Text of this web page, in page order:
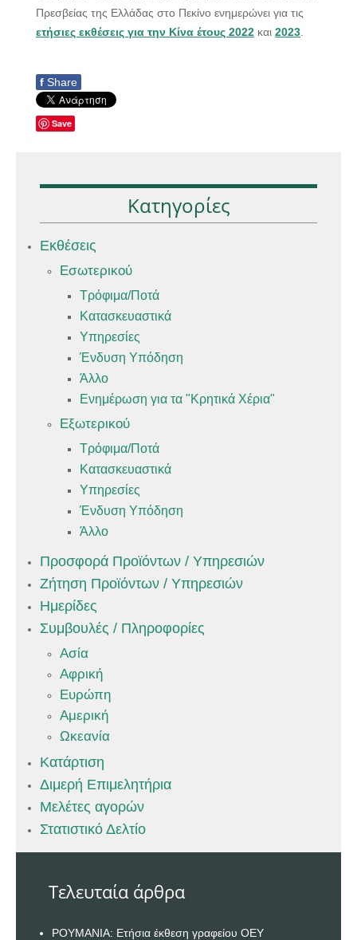
Πρεσβείας της Ελλάδας στο Πεκίνο ενημερώνει για τις
ετήσιες εκθέσεις για την Κίνα έτους 2022 και 2023
f Share
Save
Κατηγορίες
Εκθέσεις
Εσωτερικού
Τρόφιμα/Ποτά
Κατασκευαστικά
Υπηρεσίες
Ένδυση Υπόδηση
Άλλο
Ενημέρωση για τα "Κρητικά Χέρια"
Εξωτερικού
Τρόφιμα/Ποτά
Κατασκευαστικά
Υπηρεσίες
Ένδυση Υπόδηση
Άλλο
Προσφορά Προϊόντων / Υπηρεσιών
Ζήτηση Προϊόντων / Υπηρεσιών
Ημερίδες
Συμβουλές / Πληροφορίες
Ασία
Αφρική
Ευρώπη
Αμερική
Ωκεανία
Κατάρτιση
Διμερή Επιμελητήρια
Μελέτες αγορών
Στατιστικό Δελτίο
Τελευταία άρθρα
ΡΟΥΜΑΝΙΑ: Ετήσια έκθεση γραφείου ΟΕΥ